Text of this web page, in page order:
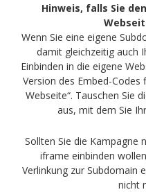
Hinweis, falls Sie
Wenn Sie eine eigene
damit gleichzeitig auch
Einbinden in die eigene
Version des Embed-Codes
Webseite“. Tauschen Sie
aus, mit dem Sie
Sollten Sie die Kampagne
iframe einbinden
Verlinkung zur Subdomain
nicht